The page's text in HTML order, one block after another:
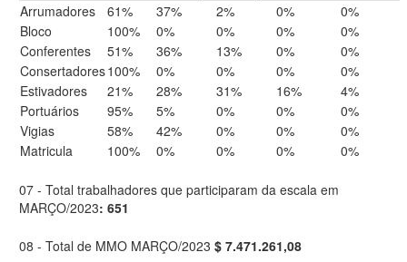
Arrumadores
61% 37% 2% 0%
0%
Bloco
100% 0% 0% 0%
0%
Conferentes
51% 36% 13% 0%
0%
Consertadores100% 0% 0% 0%
0%
Estivadores
21% 28% 31% 16%
4%
Portuários
95% 5% 0% 0%
0%
Vigias
58% 42% 0% 0%
0%
Matricula
100% 0% 0% 0% 0%
07 - Total trabalhadores que participaram da escala em
MARÇO/2023: 651
08 - Total de MMO MARÇO/2023 $ 7.471.261,08